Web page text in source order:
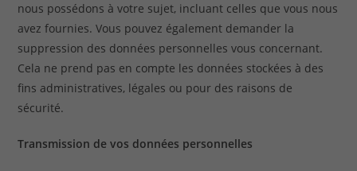
nous possédons à votre sujet, incluant celles que vous nous
avez fournies. Vous pouvez également demander la
suppression des données personnelles vous concernant.
Cela ne prend pas en compte les données stockées à des
fins administratives, légales ou pour des raisons de
sécurité.
Transmission de vos données personnelles